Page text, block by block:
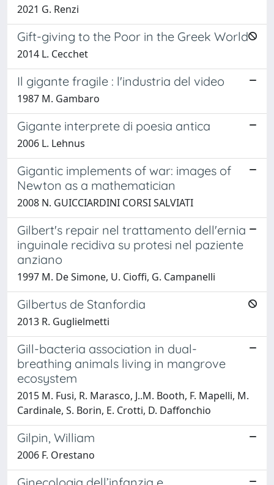
2021 G. Renzi
Gift-giving to the Poor in the Greek World
2014 L. Cecchet
Il gigante fragile : l'industria del video
1987 M. Gambaro
Gigante interprete di poesia antica
2006 L. Lehnus
Gigantic implements of war: images of
Newton as a mathematician
2008 N. GUICCIARDINI CORSI SALVIATI
Gilbert's repair nel trattamento dell'ernia
inguinale recidiva su protesi nel paziente
anziano
1997 M. De Simone, U. Cioffi, G. Campanelli
Gilbertus de Stanfordia
2013 R. Guglielmetti
Gill-bacteria association in dual-
breathing animals living in mangrove
ecosystem
2015 M. Fusi, R. Marasco, J..M. Booth, F. Mapelli, M.
Cardinale, S. Borin, E. Crotti, D. Daffonchio
Gilpin, William
2006 F. Orestano